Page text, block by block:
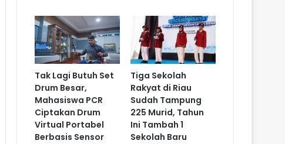
Tak Lagi Butuh Set
Drum Besar,
Mahasiswa PCR
Ciptakan Drum
Virtual Portabel
Berbasis Sensor
Tiga Sekolah
Rakyat di Riau
Sudah Tampung
225 Murid, Tahun
Ini Tambah 1
Sekolah Baru